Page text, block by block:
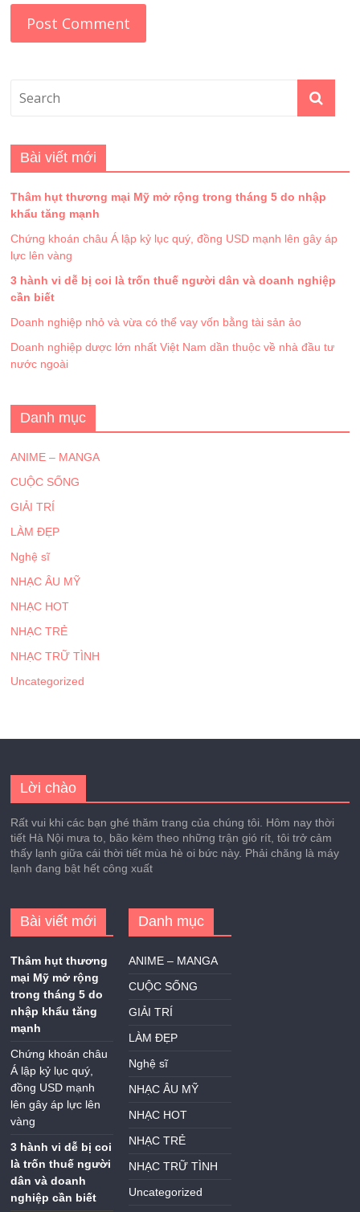
Bài viết mới
Thâm hụt thương mại Mỹ mở rộng trong tháng 5 do nhập
khẩu tăng mạnh
Chứng khoán châu Á lập kỷ lục quý, đồng USD mạnh lên gây áp
lực lên vàng
3 hành vi dễ bị coi là trốn thuế người dân và doanh nghiệp
cần biết
Doanh nghiệp nhỏ và vừa có thể vay vốn bằng tài sản ảo
Doanh nghiệp dược lớn nhất Việt Nam dần thuộc về nhà đầu tư
nước ngoài
Danh mục
ANIME – MANGA
CUỘC SỐNG
GIẢI TRÍ
LÀM ĐẸP
Nghệ sĩ
NHẠC ÂU MỸ
NHẠC HOT
NHẠC TRẺ
NHẠC TRỮ TÌNH
Uncategorized
Lời chào
Rất vui khi các bạn ghé thăm trang của chúng tôi. Hôm nay thời
tiết Hà Nội mưa to, bão kèm theo những trận gió rít, tôi trở cảm
thấy lạnh giữa cái thời tiết mùa hè oi bức này. Phải chăng là máy
lạnh đang bật hết công xuất
Bài viết mới
Thâm hụt thương
mại Mỹ mở rộng
trong tháng 5 do
nhập khẩu tăng
mạnh
Chứng khoán châu
Á lập kỷ lục quý,
đồng USD mạnh
lên gây áp lực lên
vàng
3 hành vi dễ bị coi
là trốn thuế người
dân và doanh
nghiệp cần biết
Danh mục
ANIME – MANGA
CUỘC SỐNG
GIẢI TRÍ
LÀM ĐẸP
Nghệ sĩ
NHẠC ÂU MỸ
NHẠC HOT
NHẠC TRẺ
NHẠC TRỮ TÌNH
Uncategorized